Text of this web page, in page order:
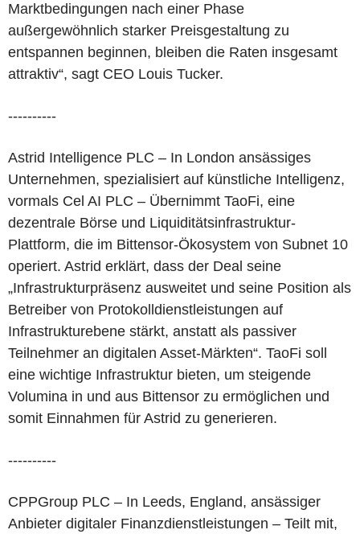
Marktbedingungen nach einer Phase
außergewöhnlich starker Preisgestaltung zu
entspannen beginnen, bleiben die Raten insgesamt
attraktiv“, sagt CEO Louis Tucker.
----------
Astrid Intelligence PLC – In London ansässiges
Unternehmen, spezialisiert auf künstliche Intelligenz,
vormals Cel AI PLC – Übernimmt TaoFi, eine
dezentrale Börse und Liquiditätsinfrastruktur-
Plattform, die im Bittensor-Ökosystem von Subnet 10
operiert. Astrid erklärt, dass der Deal seine
„Infrastrukturpräsenz ausweitet und seine Position als
Betreiber von Protokolldienstleistungen auf
Infrastrukturebene stärkt, anstatt als passiver
Teilnehmer an digitalen Asset-Märkten“. TaoFi soll
eine wichtige Infrastruktur bieten, um steigende
Volumina in und aus Bittensor zu ermöglichen und
somit Einnahmen für Astrid zu generieren.
----------
CPPGroup PLC – In Leeds, England, ansässiger
Anbieter digitaler Finanzdienstleistungen – Teilt mit,